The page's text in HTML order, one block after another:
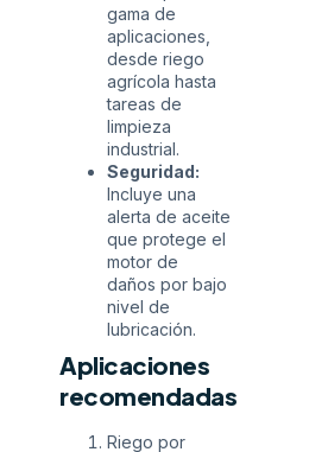
gama de
aplicaciones,
desde riego
agrícola hasta
tareas de
limpieza
industrial.
Seguridad:
Incluye una
alerta de aceite
que protege el
motor de
daños por bajo
nivel de
lubricación.
Aplicaciones
recomendadas
Riego por